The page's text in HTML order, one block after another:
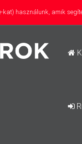
kat) használunk, amik